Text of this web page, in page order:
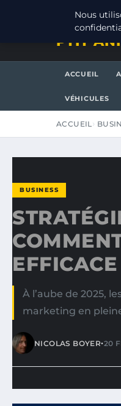
JEUDI 6 AOÛT
PTIT
ACCUEIL
VÉHICULES
ACCUEIL
BUSINESS
À l’aube de 2025,
marketing en
NICOLAS BOYER•20
Nous